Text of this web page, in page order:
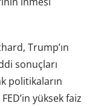
Trump’ın
sonuçları
politikaların
yüksek faiz